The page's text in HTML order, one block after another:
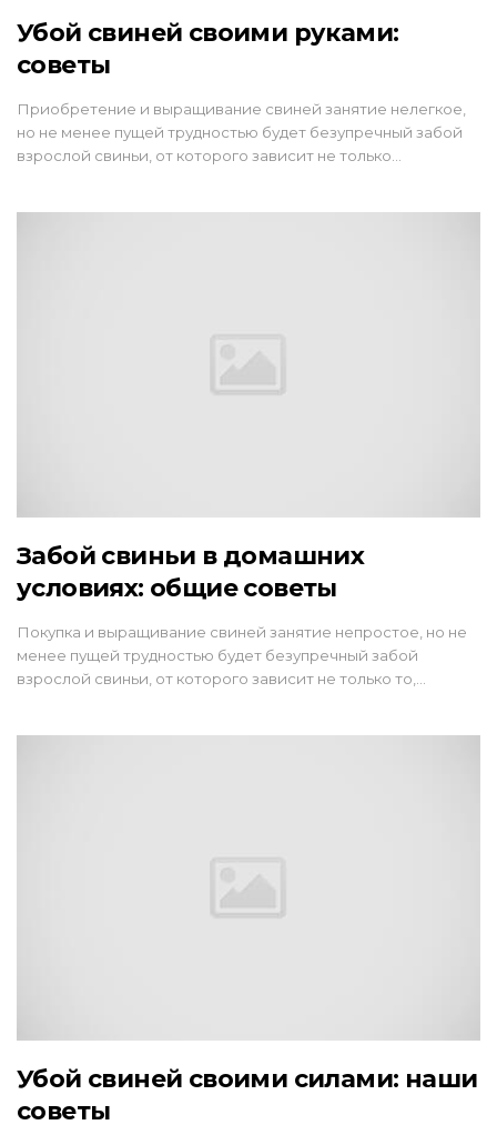
Убой свиней своими руками:
советы
Приобретение и выращивание свиней занятие нелегкое,
но не менее пущей трудностью будет безупречный забой
взрослой свиньи, от которого зависит не только…
Забой свиньи в домашних
условиях: общие советы
Покупка и выращивание свиней занятие непростое, но не
менее пущей трудностью будет безупречный забой
взрослой свиньи, от которого зависит не только то,…
Убой свиней своими силами: наши
советы